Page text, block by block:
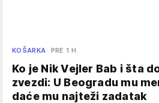
KOŠARKA PRE 1 H
Ko je Nik Vejler Bab i šta
zvezdi: U Beogradu mu
daće mu najteži zadatak